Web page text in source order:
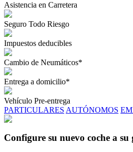
Asistencia en Carretera
Seguro Todo Riesgo
Impuestos deducibles
Cambio de Neumáticos*
Entrega a domicilio*
Vehículo Pre-entrega
PARTICULARES AUTÓNOMOS
Configure su nuevo coche a su